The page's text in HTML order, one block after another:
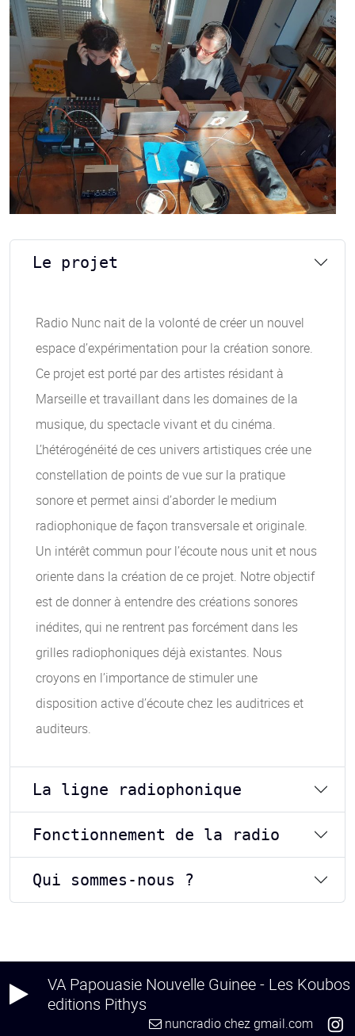
Le projet
Radio Nunc nait de la volonté de créer un nouvel
espace d’expérimentation pour la création sonore.
Ce projet est porté par des artistes résidant à
Marseille et travaillant dans les domaines de la
musique, du spectacle vivant et du cinéma.
L’hétérogénéité de ces univers artistiques crée une
constellation de points de vue sur la pratique
sonore et permet ainsi d’aborder le medium
radiophonique de façon transversale et originale.
Un intérêt commun pour l’écoute nous unit et nous
oriente dans la création de ce projet. Notre objectif
est de donner à entendre des créations sonores
inédites, qui ne rentrent pas forcément dans les
grilles radiophoniques déjà existantes. Nous
croyons en l’importance de stimuler une
disposition active d’écoute chez les auditrices et
auditeurs.
La ligne radiophonique
Fonctionnement de la radio
Qui sommes-nous ?
VA Papouasie Nouvelle Guinee - Les Koubos
editions Pithys
nuncradiochezgmail.com